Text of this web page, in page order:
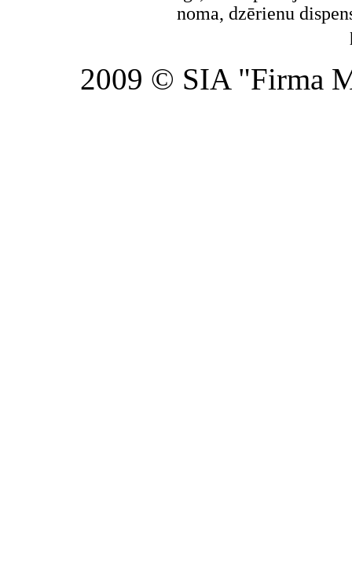
2009 © SIA "Firma